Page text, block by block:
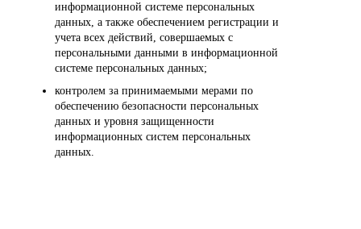
информационной системе персональных
данных, а также обеспечением регистрации и
учета всех действий, совершаемых с
персональными данными в информационной
системе персональных данных;
контролем за принимаемыми мерами по
обеспечению безопасности персональных
данных и уровня защищенности
информационных систем персональных
данных.